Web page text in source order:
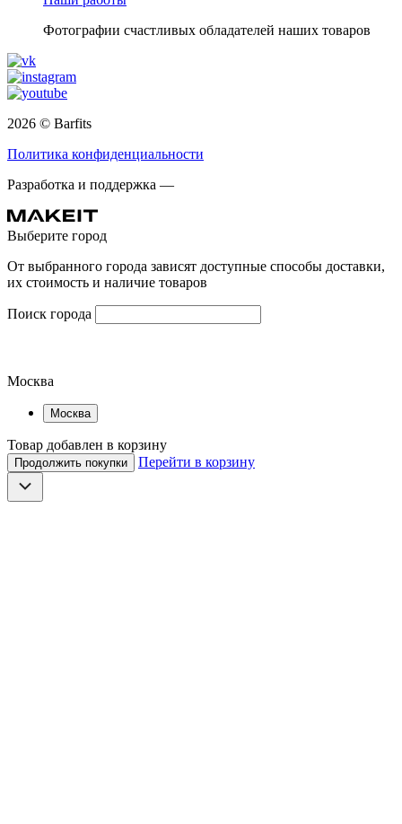
Фотографии счастливых обладателей наших товаров
2026 © Barfits
Политика конфиденциальности
Разработка и поддержка —
Выберите город
От выбранного города зависят доступные способы доставки,
их стоимость и наличие товаров
Поиск города
Москва
Москва
Товар добавлен в корзину
Продолжить покупки Перейти в корзину